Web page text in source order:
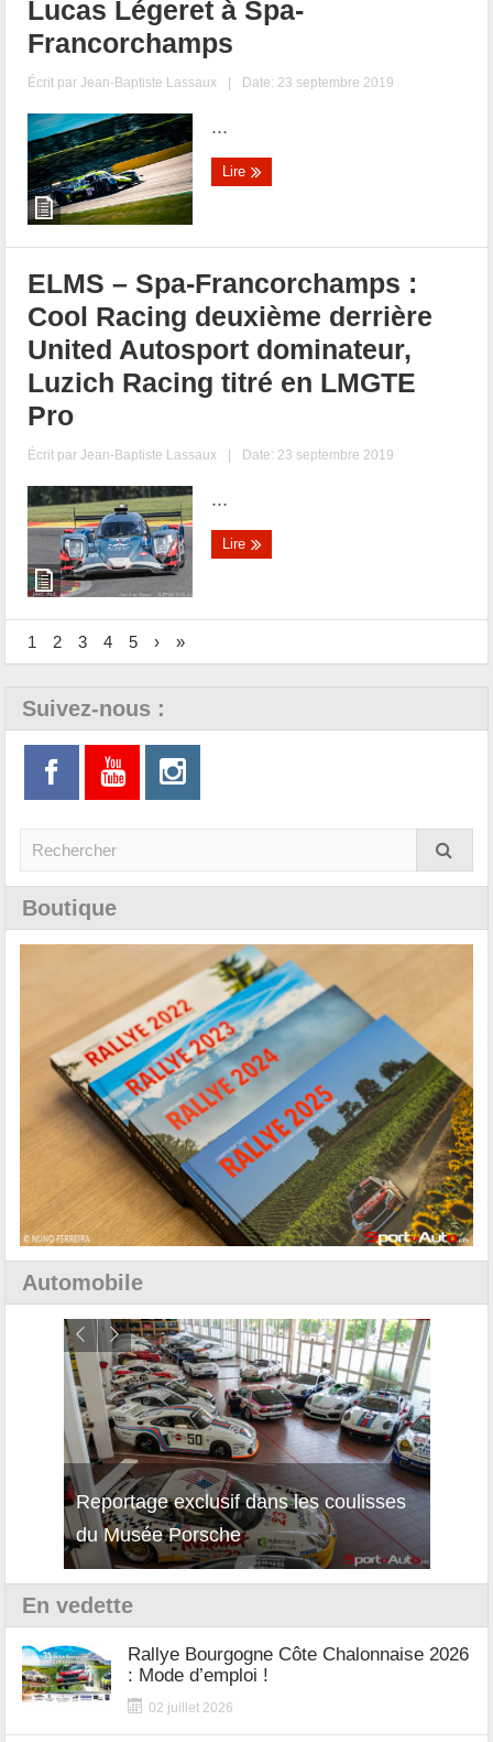
Lucas Légeret à Spa-
Francorchamps
Écrit parJean-Baptiste Lassaux | Date: 23 septembre 2019
...
Lire
ELMS – Spa-Francorchamps :
Cool Racing deuxième derrière
United Autosport dominateur,
Luzich Racing titré en LMGTE
Pro
Écrit parJean-Baptiste Lassaux | Date: 23 septembre 2019
...
Lire
1 2 3 4 5 › »
Suivez-nous :
Boutique
Automobile
Reportage exclusif dans les coulisses
du Musée Porsche
Découverte de la nouvelle Ferrari
12Cilindri Manuale
En vedette
Rallye Bourgogne Côte Chalonnaise 2026
: Mode d’emploi !
02 juillet 2026